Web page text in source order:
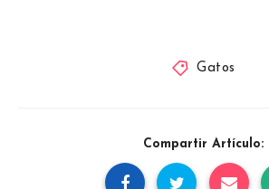
Gatos
Compartir Artículo: